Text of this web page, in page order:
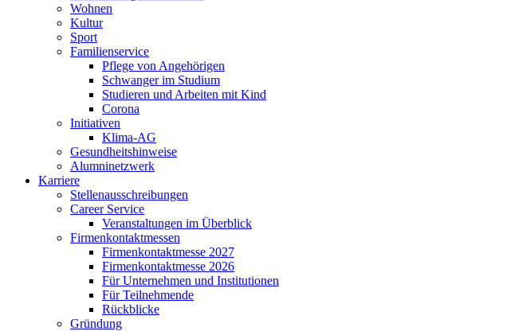
Wohnen
Kultur
Sport
Familienservice
Pflege von Angehörigen
Schwanger im Studium
Studieren und Arbeiten mit Kind
Corona
Initiativen
Klima-AG
Gesundheitshinweise
Alumninetzwerk
Karriere
Stellenausschreibungen
Career Service
Veranstaltungen im Überblick
Firmenkontaktmessen
Firmenkontaktmesse 2027
Firmenkontaktmesse 2026
Für Unternehmen und Institutionen
Für Teilnehmende
Rückblicke
Gründung